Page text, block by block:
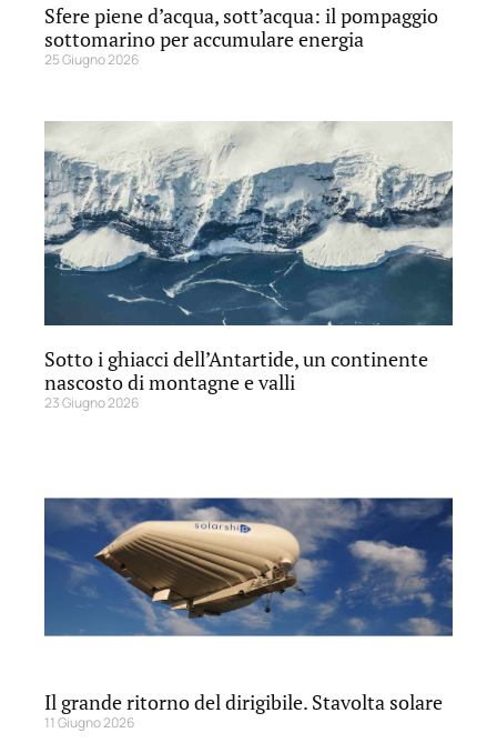
Sfere piene d’acqua, sott’acqua: il pompaggio
sottomarino per accumulare energia
25 Giugno 2026
Sotto i ghiacci dell’Antartide, un continente
nascosto di montagne e valli
23 Giugno 2026
Il grande ritorno del dirigibile. Stavolta solare
11 Giugno 2026